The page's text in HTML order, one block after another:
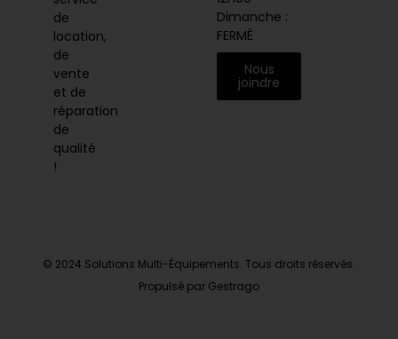
de
location,
de
vente
et de
réparation
de
qualité
!
Dimanche :
FERMÉ
Nous
joindre
© 2024 Solutions Multi-Équipements. Tous droits réservés.
Propulsé par Gestrago